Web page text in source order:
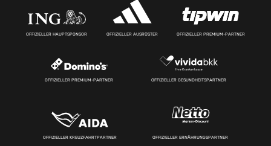
OFFIZIELLER HAUPTSPONSOR OFFIZIELLER AUSRÜSTER OFFIZIELLER PREMIUM-PARTNER
OFFIZIELLER PREMIUM-PARTNER OFFIZIELLER GESUNDHEITSPARTNER
OFFIZIELLER KREUZFAHRTPARTNER OFFIZIELLER ERNÄHRUNGSPARTNER